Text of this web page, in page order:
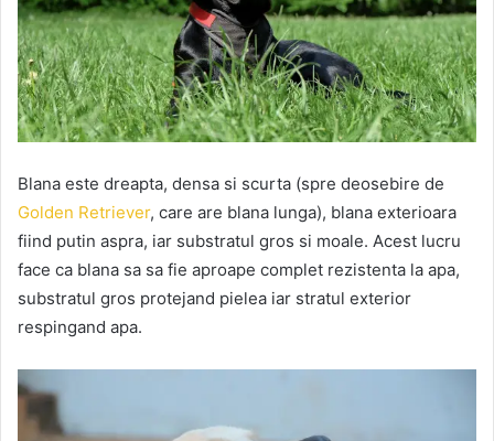
Blana este dreapta, densa si scurta (spre deosebire de
Golden Retriever, care are blana lunga), blana exterioara
fiind putin aspra, iar substratul gros si moale. Acest lucru
face ca blana sa sa fie aproape complet rezistenta la apa,
substratul gros protejand pielea iar stratul exterior
respingand apa.